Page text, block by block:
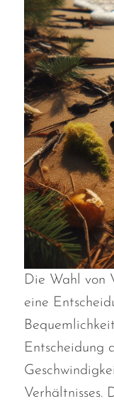
OXBAR
Pachamama
Packspod
PHUN
Pillow Talk
PYRO
Raz
RifBar
REIGN BAR
ROMO
Sigelei
Smarter
SMOK
Snoopy
Snowwolf
Die Wahl von
eine
Entscheidung
Verhältnisses.